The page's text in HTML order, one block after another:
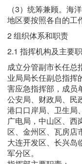
（3）统筹兼顾。海
地区要按照各自的工
2 组织体系和职责
2.1 指挥机构及主要
成立分管副市长任总
业局局长任副总指挥
害应急指挥部，成员
公安局、财政局、民
港口口岸局、卫生局
广电局，中山区、西
区、金州区、瓦房店
大连开发区、长兴岛
军分区。